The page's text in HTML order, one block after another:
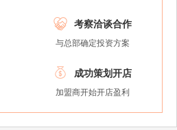
 考察洽谈合作
与总部确定投资方案
 成功策划开店
加盟商开始开店盈利